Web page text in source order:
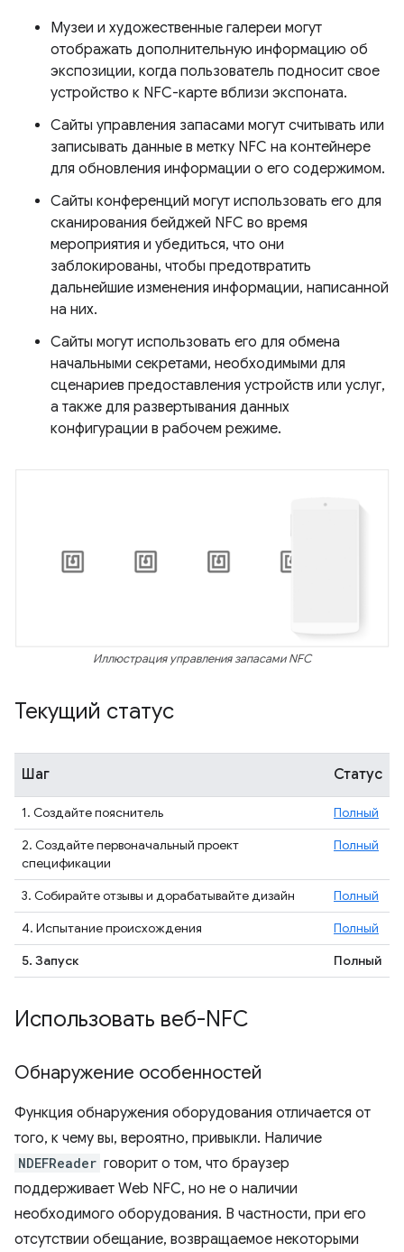
Музеи и художественные галереи могут
отображать дополнительную информацию об
экспозиции, когда пользователь подносит свое
устройство к NFC-карте вблизи экспоната.
Сайты управления запасами могут считывать или
записывать данные в метку NFC на контейнере
для обновления информации о его содержимом.
Сайты конференций могут использовать его для
сканирования бейджей NFC во время
мероприятия и убедиться, что они
заблокированы, чтобы предотвратить
дальнейшие изменения информации, написанной
на них.
Сайты могут использовать его для обмена
начальными секретами, необходимыми для
сценариев предоставления устройств или услуг,
а также для развертывания данных
конфигурации в рабочем режиме.
Иллюстрация управления запасами NFC
Текущий статус
Шаг Статус
1. Создайте пояснитель
Полный
2. Создайте первоначальный проект
спецификации
Полный
3. Собирайте отзывы и дорабатывайте дизайн
Полный
4. Испытание происхождения
Полный
5. Запуск
Полный
Использовать веб-NFC
Обнаружение особенностей
Функция обнаружения оборудования отличается от
того, к чему вы, вероятно, привыкли. Наличие
NDEFReader говорит о том, что браузер
поддерживает Web NFC, но не о наличии
необходимого оборудования. В частности, при его
отсутствии обещание, возвращаемое некоторыми